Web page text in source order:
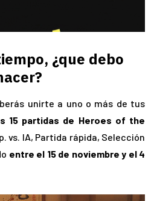
¿que debo
unirte a uno o más de tus
15 partidas de Heroes of the
vs. IA, Partida rápida, Selección
entre el 15 de noviembre y el 4